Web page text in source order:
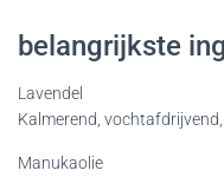
belangrijkste
Lavendel
Kalmerend,
Manukaolie